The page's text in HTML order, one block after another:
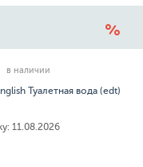
в наличии
Туалетная вода (edt)
11.08.2026